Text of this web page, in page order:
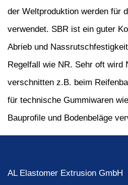
der Weltproduktion werden für
verwendet. SBR ist ein guter
Abrieb und
Regelfall wie NR. Sehr oft wird
verschnitten z.B. beim
für technische Gummiwaren
Bauprofile und Bodenbeläge
AL Elastomer Extrusion GmbH